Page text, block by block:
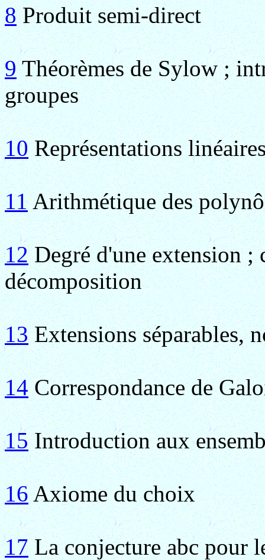
8Produit semi-direct
9Théorèmes de Sylow ;
groupes
10Représentations
11Arithmétique des
12Degré d'une extension ;
décomposition
13Extensions séparables,
14Correspondance de
15Introduction aux
16Axiome du choix
17La conjecture abc pour